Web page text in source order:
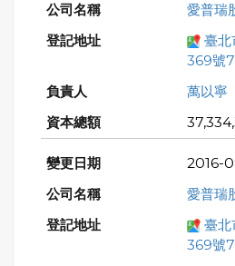
愛普瑞
臺北
369號
萬以寧
2016-
愛普瑞
臺北
369號